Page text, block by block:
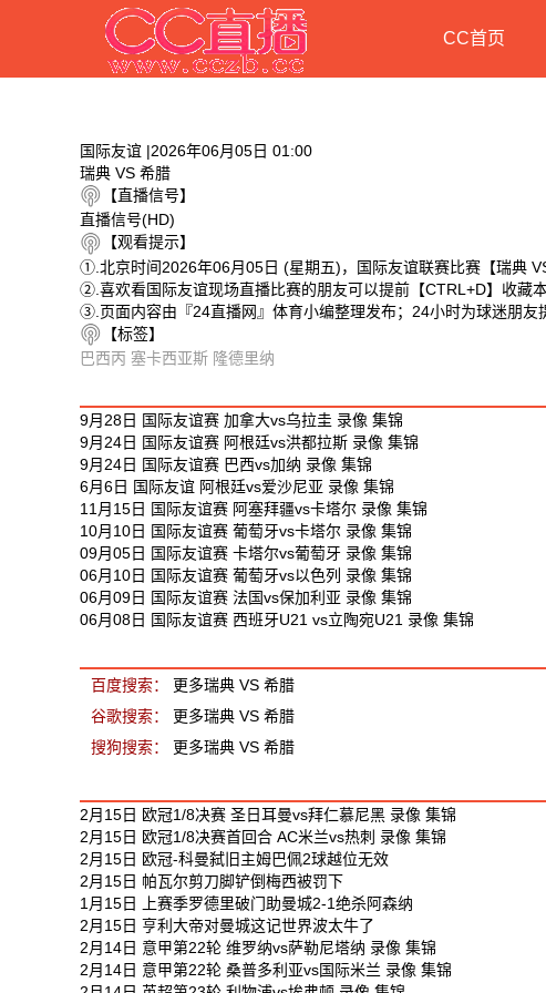
CC首页
国际友谊 |2026年06月05日 01:00
瑞典 VS 希腊
【直播信号】
直播信号(HD)
【观看提示】
①.北京时间2026年06月05日 (星期五)，国际友谊联赛比赛【瑞典
②.喜欢看国际友谊现场直播比赛的朋友可以提前【CTRL+D】收藏
③.页面内容由『24直播网』体育小编整理发布；24小时为球迷朋友
【标签】
巴西丙 塞卡西亚斯 隆德里纳
9月28日 国际友谊赛 加拿大vs乌拉圭 录像 集锦
9月24日 国际友谊赛 阿根廷vs洪都拉斯 录像 集锦
9月24日 国际友谊赛 巴西vs加纳 录像 集锦
6月6日 国际友谊 阿根廷vs爱沙尼亚 录像 集锦
11月15日 国际友谊赛 阿塞拜疆vs卡塔尔 录像 集锦
10月10日 国际友谊赛 葡萄牙vs卡塔尔 录像 集锦
09月05日 国际友谊赛 卡塔尔vs葡萄牙 录像 集锦
06月10日 国际友谊赛 葡萄牙vs以色列 录像 集锦
06月09日 国际友谊赛 法国vs保加利亚 录像 集锦
06月08日 国际友谊赛 西班牙U21 vs立陶宛U21 录像 集锦
百度搜索：
更多瑞典 VS 希腊
谷歌搜索：
更多瑞典 VS 希腊
搜狗搜索：
更多瑞典 VS 希腊
2月15日 欧冠1/8决赛 圣日耳曼vs拜仁慕尼黑 录像 集锦
2月15日 欧冠1/8决赛首回合 AC米兰vs热刺 录像 集锦
2月15日 欧冠-科曼弑旧主姆巴佩2球越位无效
2月15日 帕瓦尔剪刀脚铲倒梅西被罚下
1月15日 上赛季罗德里破门助曼城2-1绝杀阿森纳
2月15日 亨利大帝对曼城这记世界波太牛了
2月14日 意甲第22轮 维罗纳vs萨勒尼塔纳 录像 集锦
2月14日 意甲第22轮 桑普多利亚vs国际米兰 录像 集锦